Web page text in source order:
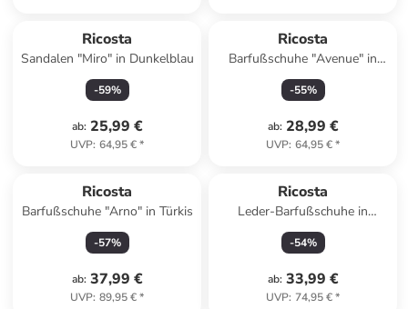
Ricosta
Sandalen "Miro" in Dunkelblau
-59%
ab: 25,99 €
UVP: 64,95 €*
Ricosta
Barfußschuhe "Avenue" in
Grau
-55%
ab: 28,99 €
UVP: 64,95 €*
Ricosta
Barfußschuhe "Arno" in Türkis
-57%
ab: 37,99 €
UVP: 89,95 €*
Ricosta
Leder-Barfußschuhe in
Hellbraun
-54%
ab: 33,99 €
UVP: 74,95 €*